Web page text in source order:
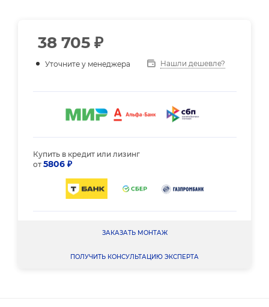
38 705 ₽
Уточните у менеджера Нашли дешевле?
Купить в кредит или лизинг
от 5806 ₽
ЗАКАЗАТЬ МОНТАЖ
ПОЛУЧИТЬ КОНСУЛЬТАЦИЮ ЭКСПЕРТА